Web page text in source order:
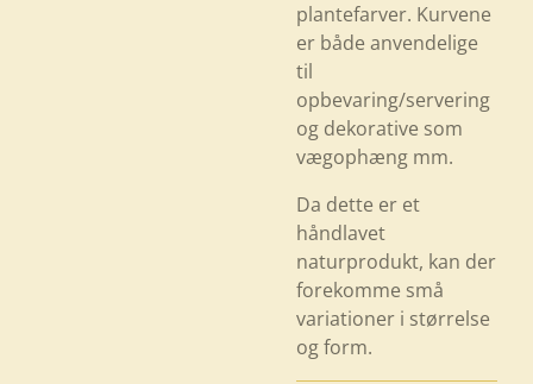
plantefarver. Kurvene
er både anvendelige
til
opbevaring/servering
og dekorative som
vægophæng mm.
Da dette er et
håndlavet
naturprodukt, kan der
forekomme små
variationer i størrelse
og form.